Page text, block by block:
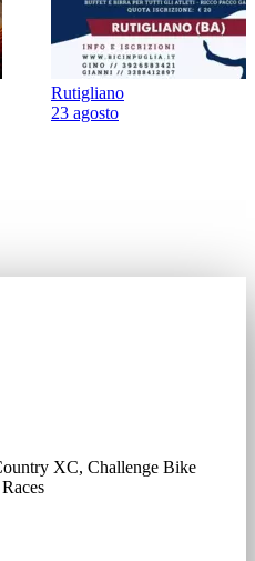
Rutigliano
23 agosto
XC, Challenge Bike